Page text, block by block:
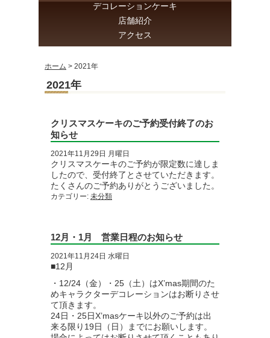
デコレーションケーキ
店舗紹介
アクセス
ホーム > 2021年
2021年
クリスマスケーキのご予約受付終了のお
知らせ
2021年11月29日 月曜日
クリスマスケーキのご予約が限定数に達しま
したので、受付終了とさせていただきます。
カテゴリー: 未分類
12月・1月 営業日程のお知らせ
2021年11月24日 水曜日
■12月
・12/24（金）・25（土）はX’mas期間のた
めキャラクターデコレーションはお断りさせ
て頂きます。
24日・25日X’masケーキ以外のご予約は出
来る限り19日（日）までにお願いします。